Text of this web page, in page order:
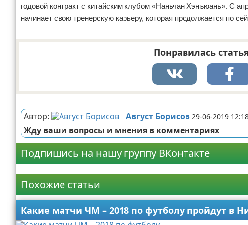
годовой контракт с китайским клубом «Наньчан Хэнъюань». С
начинает свою тренерскую карьеру, которая продолжается по
Понравилась
Автор: Август Борисов 29-06-2019 12:18
Жду ваши вопросы и мнения в комментариях
Подпишись на нашу группу ВКонтакте
Похожие статьи
Какие матчи ЧМ – 2018 по футболу пройдут в